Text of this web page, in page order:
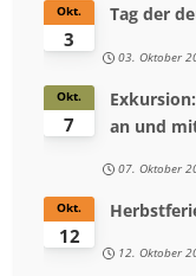
3
Okt. Tag der
03. Oktober
7
Okt.
an und
07. Oktober
12
Okt.
12. Oktober